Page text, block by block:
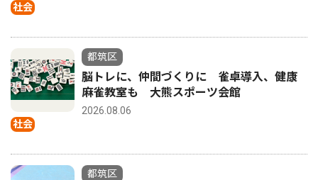
社会
社会
都筑区
脳トレに、仲間づくりに 雀卓導入、健康
麻雀教室も 大熊スポーツ会館
2026.08.06
都筑区